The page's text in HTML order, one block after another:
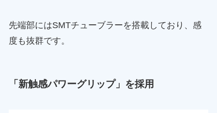
先端部にはSMTチューブラーを搭載しており、感
度も抜群です。
「新触感パワーグリップ」を採用